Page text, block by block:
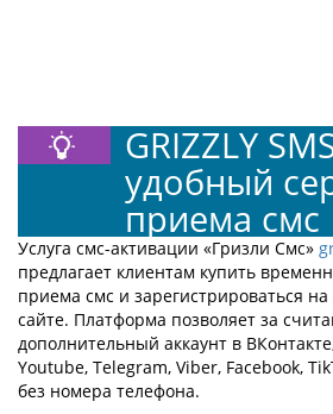
GRIZZLY
удобный
приема смс
Услуга смс-активации «Гризли Смс»
предлагает клиентам купить
приема смс и зарегистрироваться
сайте. Платформа позволяет за
дополнительный аккаунт в
Youtube, Telegram, Viber, Facebook,
без номера телефона.